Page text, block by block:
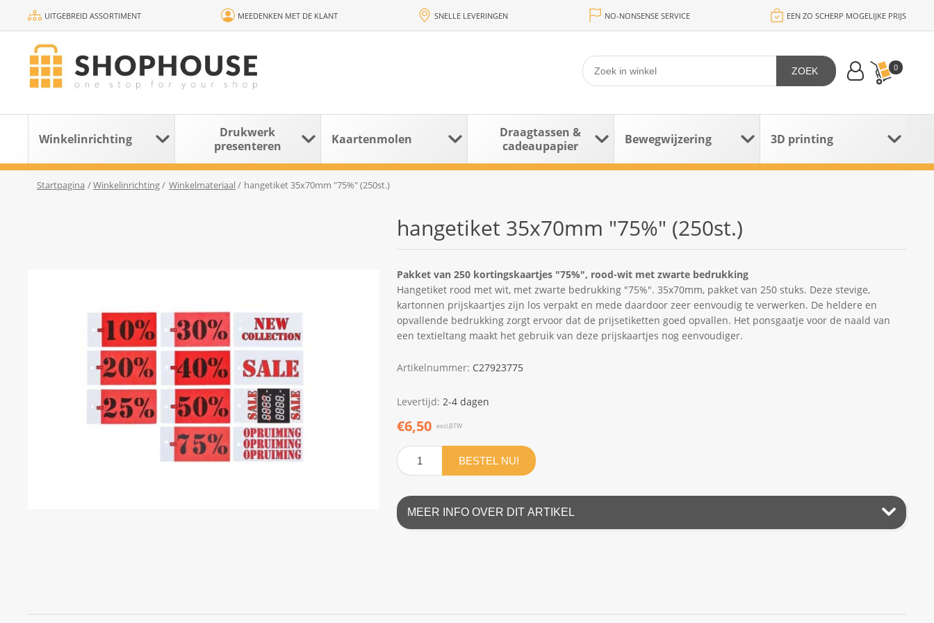
UITGEBREID ASSORTIMENT MEEDENKEN MET DE KLANT SNELLE LEVERINGEN NO-NONSENSE SERVICE EEN ZO SCHERP MOGELIJKE PRIJS
0
ZOEK
Winkelinrichting
Drukwerk
presenteren
Kaartenmolen
Draagtassen &
cadeaupapier
Bewegwijzering 3D printing
Startpagina /Winkelinrichting/ Winkelmateriaal / hangetiket 35x70mm "75%" (250st.)
hangetiket 35x70mm "75%" (250st.)
Pakket van 250 kortingskaartjes "75%", rood-wit met zwarte bedrukking
Hangetiket rood met wit, met zwarte bedrukking "75%". 35x70mm, pakket van 250 stuks. Deze stevige,
kartonnen prijskaartjes zijn los verpakt en mede daardoor zeer eenvoudig te verwerken. De heldere en
opvallende bedrukking zorgt ervoor dat de prijsetiketten goed opvallen. Het ponsgaatje voor de naald van
een textieltang maakt het gebruik van deze prijskaartjes nog eenvoudiger.
Artikelnummer: C27923775
Levertijd: 2-4 dagen
€6,50 excl.BTW
BESTEL NU!
MEER INFO OVER DIT ARTIKEL